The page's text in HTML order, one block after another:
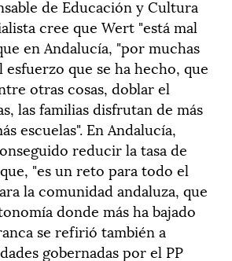
de Educación y Cultura
cree que Wert "está mal
en Andalucía, "por muchas
que se ha hecho, que
otras cosas, doblar el
las familias disfrutan de más
escuelas". En Andalucía,
reducir la tasa de
"es un reto para todo el
la comunidad andaluza, que
donde más ha bajado
se refirió también a
gobernadas por el PP